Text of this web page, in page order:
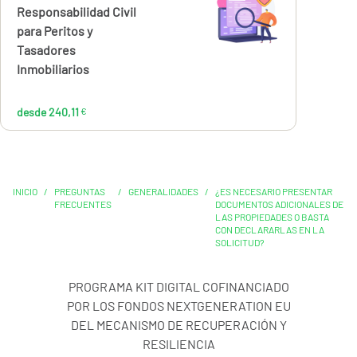
Responsabilidad Civil
para Peritos y
Tasadores
Inmobiliarios
desde 240,11 €
240,11€
INICIO /
PREGUNTAS
FRECUENTES
/ GENERALIDADES /
¿ES NECESARIO PRESENTAR
DOCUMENTOS ADICIONALES DE
LAS PROPIEDADES O BASTA
CON DECLARARLAS EN LA
SOLICITUD?
PROGRAMA KIT DIGITAL COFINANCIADO
POR LOS FONDOS NEXTGENERATION EU
DEL MECANISMO DE RECUPERACIÓN Y
RESILIENCIA